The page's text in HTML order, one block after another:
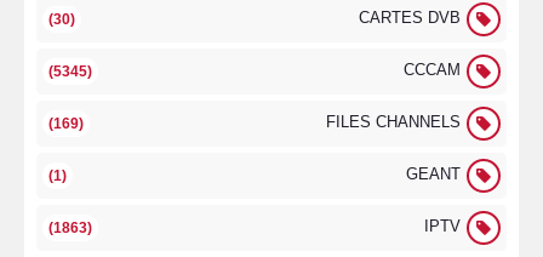
CARTES DVB
(30)
CCCAM
(5345)
FILES CHANNELS
(169)
GEANT
(1)
IPTV
(1863)